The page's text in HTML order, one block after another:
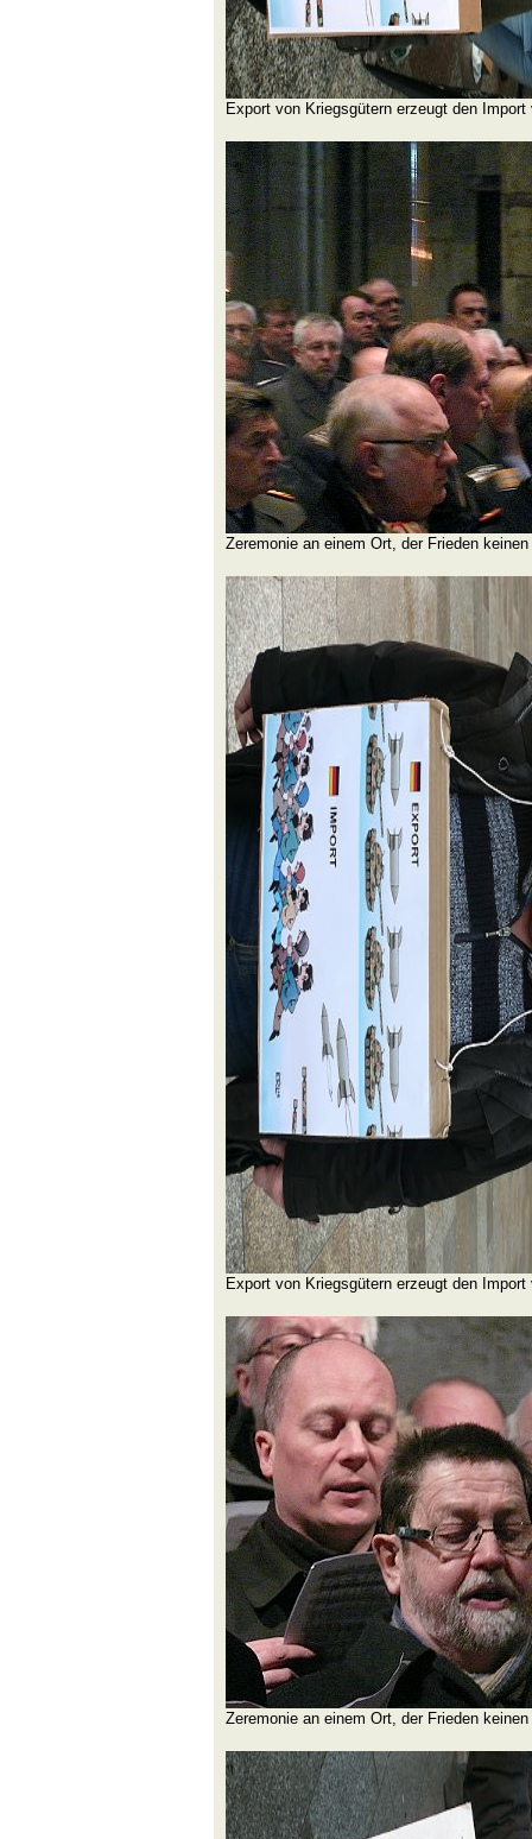
Export von Kriegsgütern erzeugt den
Zeremonie an einem Ort, der Frieden
Export von Kriegsgütern erzeugt den
Zeremonie an einem Ort, der Frieden